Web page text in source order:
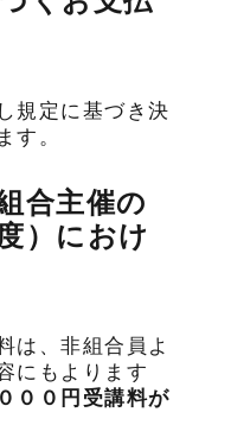
規定に基づき決
す。
合主催の
）におけ
は、非組合員よ
にもよります
００円受講料が